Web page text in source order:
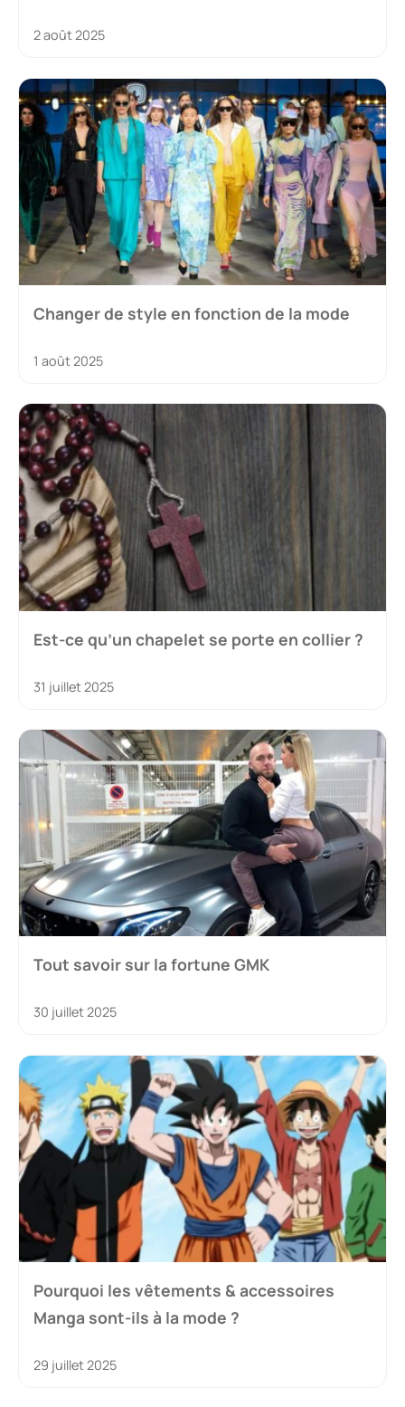
2 août 2025
Changer de style en fonction de la mode
1 août 2025
Est-ce qu’un chapelet se porte en collier ?
31 juillet 2025
Tout savoir sur la fortune GMK
30 juillet 2025
Pourquoi les vêtements & accessoires
Manga sont-ils à la mode ?
29 juillet 2025